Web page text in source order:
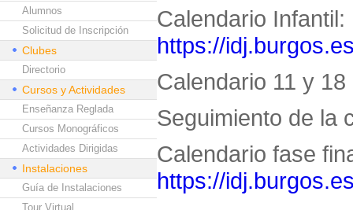
Alumnos
Solicitud de Inscripción
Clubes
Directorio
Cursos y Actividades
Enseñanza Reglada
Cursos Monográficos
Actividades Dirigidas
Instalaciones
Guía de Instalaciones
Tour Virtual
Calendario Infantil:
https://
Calendario 11 y
Seguimiento de la
Calendario fase
https://